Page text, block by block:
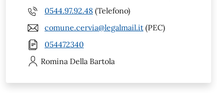
0544.97.92.48 (Telefono)
comune.cervia@legalmail.it (PEC)
054472340
Romina Della Bartola